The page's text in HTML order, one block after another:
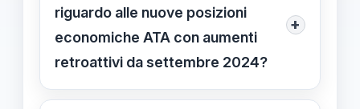
riguardo alle nuove posizioni
economiche ATA con aumenti
retroattivi da settembre 2024?
+
Le nuove posizioni prevedono